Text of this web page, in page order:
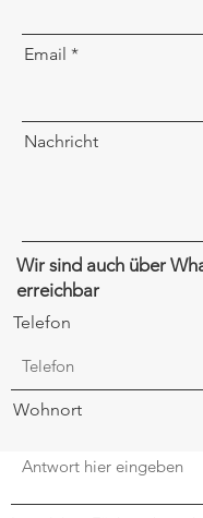
Email
Nachricht
Wir sind auch über
erreichbar
Telefon
Wohnort